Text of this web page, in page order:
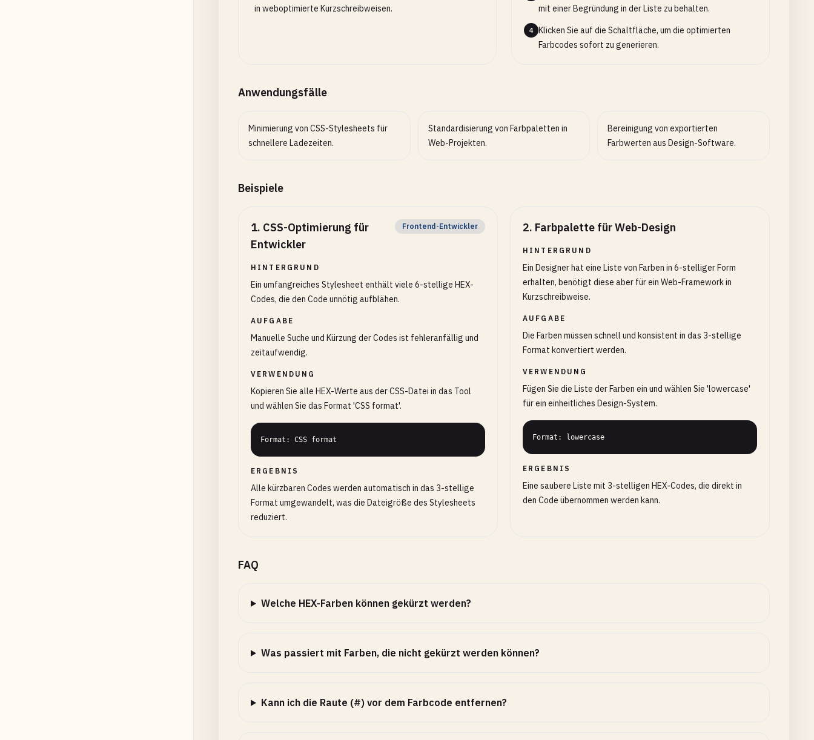
in weboptimierte Kurzschreibweisen.
mit einer Begründung in der Liste zu behalten.
4
Klicken Sie auf die Schaltfläche, um die optimierten
Farbcodes sofort zu generieren.
Anwendungsfälle
Minimierung von CSS-Stylesheets für
schnellere Ladezeiten.
Standardisierung von Farbpaletten in
Web-Projekten.
Bereinigung von exportierten
Farbwerten aus Design-Software.
Beispiele
1. CSS-Optimierung für
Entwickler
Frontend-Entwickler
HINTERGRUND
Ein umfangreiches Stylesheet enthält viele 6-stellige HEX-
Codes, die den Code unnötig aufblähen.
AUFGABE
Manuelle Suche und Kürzung der Codes ist fehleranfällig und
zeitaufwendig.
VERWENDUNG
Kopieren Sie alle HEX-Werte aus der CSS-Datei in das Tool
und wählen Sie das Format 'CSS format'.
Format: CSS format
ERGEBNIS
Alle kürzbaren Codes werden automatisch in das 3-stellige
Format umgewandelt, was die Dateigröße des Stylesheets
reduziert.
2. Farbpalette für Web-Design
HINTERGRUND
Ein Designer hat eine Liste von Farben in 6-stelliger Form
erhalten, benötigt diese aber für ein Web-Framework in
Kurzschreibweise.
AUFGABE
Die Farben müssen schnell und konsistent in das 3-stellige
Format konvertiert werden.
VERWENDUNG
Fügen Sie die Liste der Farben ein und wählen Sie 'lowercase'
für ein einheitliches Design-System.
Format: lowercase
ERGEBNIS
Eine saubere Liste mit 3-stelligen HEX-Codes, die direkt in
den Code übernommen werden kann.
FAQ
Welche HEX-Farben können gekürzt werden?
Was passiert mit Farben, die nicht gekürzt werden können?
Kann ich die Raute (#) vor dem Farbcode entfernen?